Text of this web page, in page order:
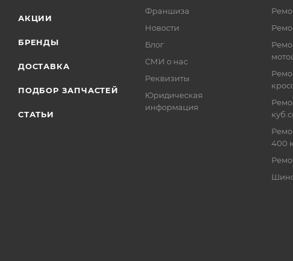
АКЦИИ
БРЕНДЫ
ДОСТАВКА
ПОДБОР ЗАПЧАСТЕЙ
СТАТЬИ
Франшиза
Новости
Блог
СМИ о нас
Реквизиты
Юридическая
информация
400